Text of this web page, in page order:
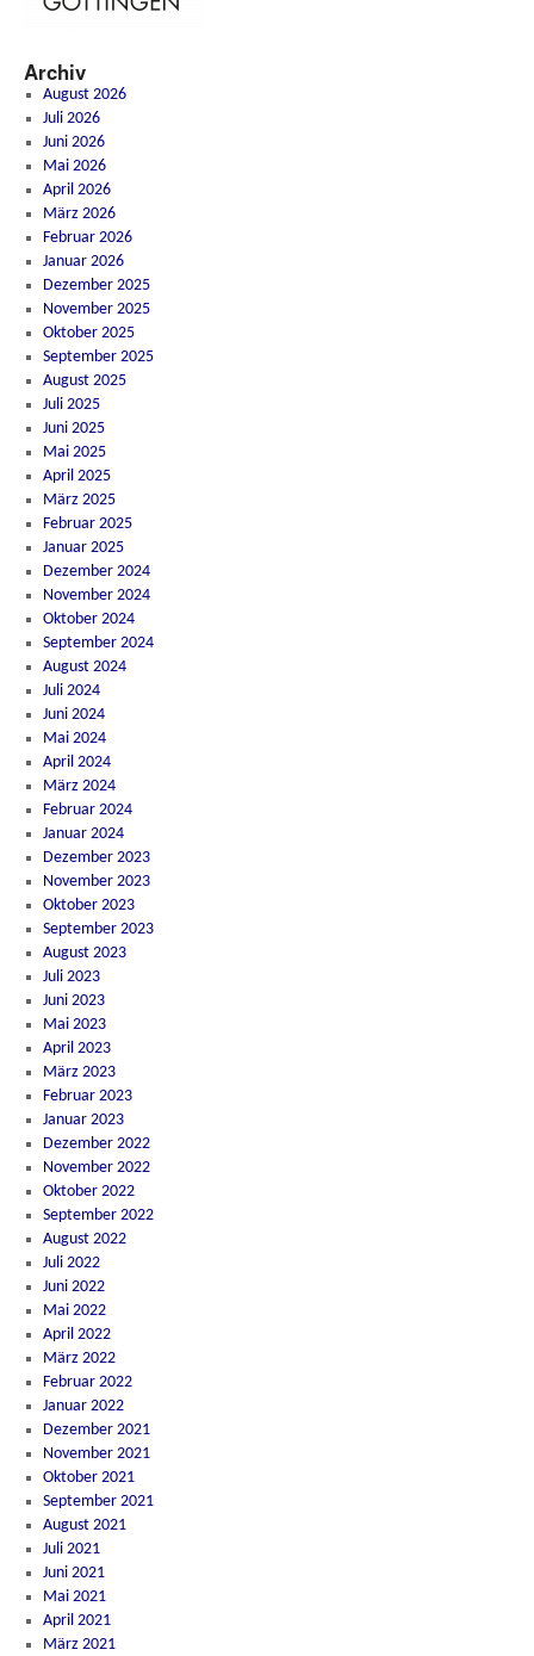
Archiv
August 2026
Juli 2026
Juni 2026
Mai 2026
April 2026
März 2026
Februar 2026
Januar 2026
Dezember 2025
November 2025
Oktober 2025
September 2025
August 2025
Juli 2025
Juni 2025
Mai 2025
April 2025
März 2025
Februar 2025
Januar 2025
Dezember 2024
November 2024
Oktober 2024
September 2024
August 2024
Juli 2024
Juni 2024
Mai 2024
April 2024
März 2024
Februar 2024
Januar 2024
Dezember 2023
November 2023
Oktober 2023
September 2023
August 2023
Juli 2023
Juni 2023
Mai 2023
April 2023
März 2023
Februar 2023
Januar 2023
Dezember 2022
November 2022
Oktober 2022
September 2022
August 2022
Juli 2022
Juni 2022
Mai 2022
April 2022
März 2022
Februar 2022
Januar 2022
Dezember 2021
November 2021
Oktober 2021
September 2021
August 2021
Juli 2021
Juni 2021
Mai 2021
April 2021
März 2021